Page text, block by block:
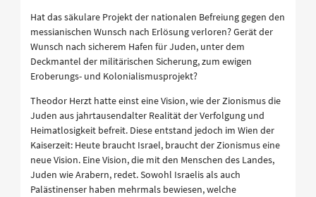
Hat das säkulare Projekt der nationalen Befreiung gegen den
messianischen Wunsch nach Erlösung verloren? Gerät der
Wunsch nach sicherem Hafen für Juden, unter dem
Deckmantel der militärischen Sicherung, zum ewigen
Eroberungs- und Kolonialismusprojekt?
Theodor Herzt hatte einst eine Vision, wie der Zionismus die
Juden aus jahrtausendalter Realität der Verfolgung und
Heimatlosigkeit befreit. Diese entstand jedoch im Wien der
Kaiserzeit: Heute braucht Israel, braucht der Zionismus eine
neue Vision. Eine Vision, die mit den Menschen des Landes,
Juden wie Arabern, redet. Sowohl Israelis als auch
Palästinenser haben mehrmals bewiesen, welche